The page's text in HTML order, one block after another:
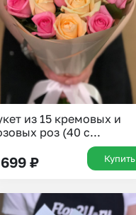
из 15 кремовых и
роз (40 с...
₽ Купить